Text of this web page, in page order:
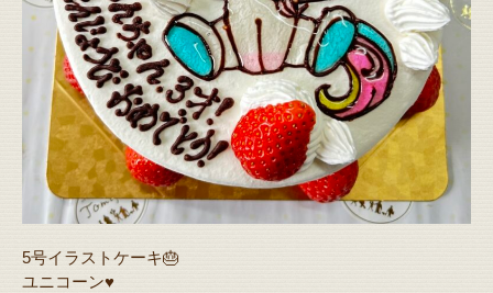
5号イラストケーキ🎂
ユニコーン♥️